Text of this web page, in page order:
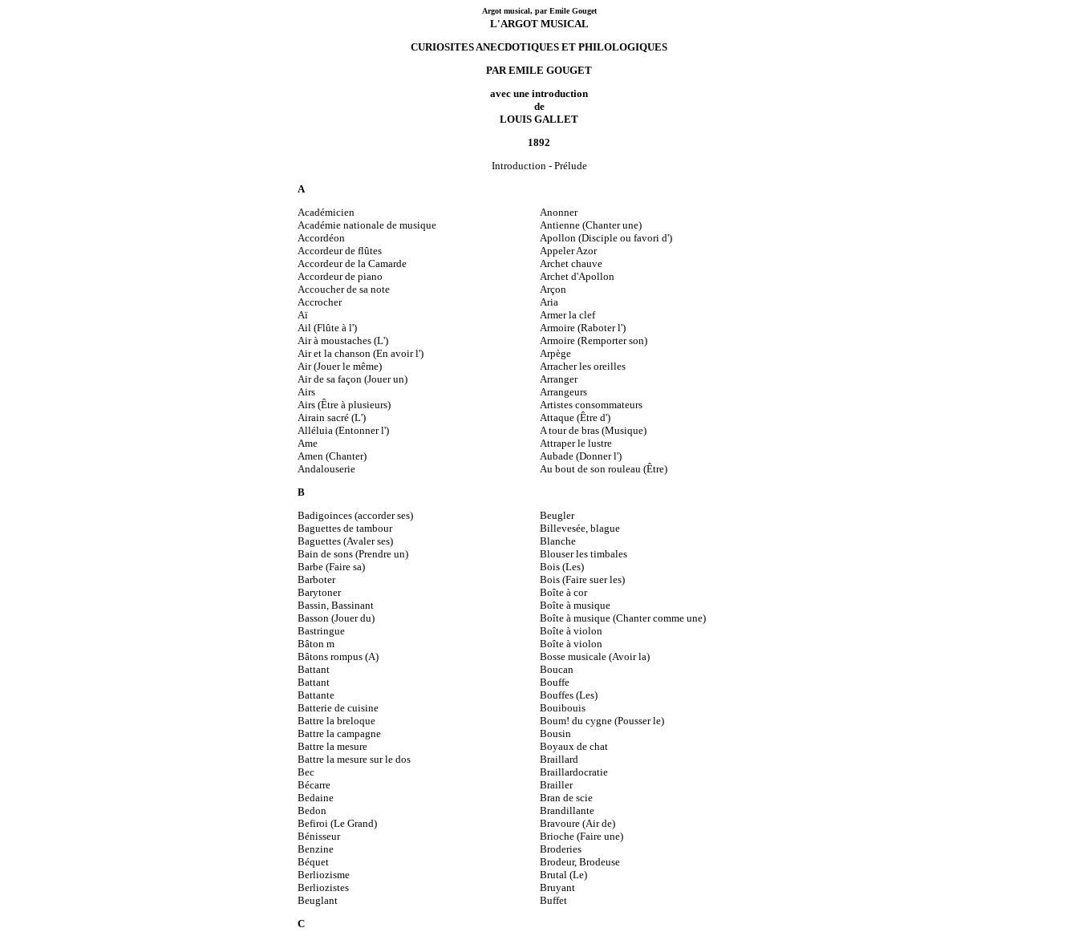
Argot musical, par Emile Gouget
L'ARGOT MUSICAL
CURIOSITES ANECDOTIQUES ET PHILOLOGIQUES
PAR EMILE GOUGET
avec une introduction
de
LOUIS GALLET
1892
Introduction- Prélude
A
Académicien
Académie nationale de musique
Accordéon
Accordeur de flûtes
Accordeur de la Camarde
Accordeur de piano
Accoucher de sa note
Accrocher
Aï
Ail (Flûte à l')
Air à moustaches (L')
Air et la chanson (En avoir l')
Air (Jouer le même)
Air de sa façon (Jouer un)
Airs
Airs (Être à plusieurs)
Airain sacré (L')
Alléluia (Entonner l')
Ame
Amen (Chanter)
Andalouserie
Anonner
Antienne (Chanter une)
Apollon (Disciple ou favori d')
Appeler Azor
Archet chauve
Archet d'Apollon
Arçon
Aria
Armer la clef
Armoire (Raboter l')
Armoire (Remporter son)
Arpège
Arracher les oreilles
Arranger
Arrangeurs
Artistes consommateurs
Attaque (Être d')
A tour de bras (Musique)
Attraper le lustre
Aubade (Donner l')
Au bout de son rouleau (Être)
B
Badigoinces (accorder ses)
Baguettes de tambour
Baguettes (Avaler ses)
Bain de sons (Prendre un)
Barbe (Faire sa)
Barboter
Barytoner
Bassin, Bassinant
Basson (Jouer du)
Bastringue
Bâton m
Bâtons rompus (A)
Battant
Battant
Battante
Batterie de cuisine
Battre la breloque
Battre la campagne
Battre la mesure
Battre la mesure sur le dos
Bec
Bécarre
Bedaine
Bedon
Befiroi (Le Grand)
Bénisseur
Benzine
Béquet
Berliozisme
Berliozistes
Beuglant
Beugler
Billevesée, blague
Blanche
Blouser les timbales
Bois (Les)
Bois (Faire suer les)
Boîte à cor
Boîte à musique
Boîte à musique (Chanter comme une)
Boîte à violon
Boîte à violon
Bosse musicale (Avoir la)
Boucan
Bouffe
Bouffes (Les)
Bouibouis
Boum! du cygne (Pousser le)
Bousin
Boyaux de chat
Braillard
Braillardocratie
Brailler
Bran de scie
Brandillante
Bravoure (Air de)
Brioche (Faire une)
Broderies
Brodeur, Brodeuse
Brutal (Le)
Bruyant
Buffet
C